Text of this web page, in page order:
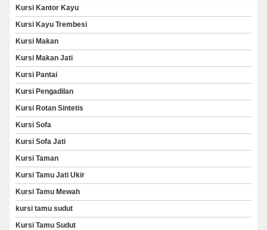
Kursi Kantor Kayu
Kursi Kayu Trembesi
Kursi Makan
Kursi Makan Jati
Kursi Pantai
Kursi Pengadilan
Kursi Rotan Sintetis
Kursi Sofa
Kursi Sofa Jati
Kursi Taman
Kursi Tamu Jati Ukir
Kursi Tamu Mewah
kursi tamu sudut
Kursi Tamu Sudut